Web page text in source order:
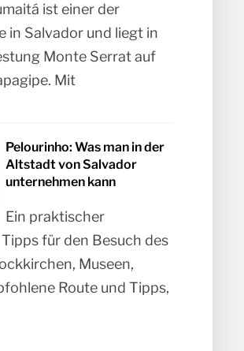
ist einer der
in Salvador und liegt in
Monte Serrat auf
Mit
Pelourinho: Was man in der
Altstadt von Salvador
unternehmen kann
Ein praktischer
für den Besuch des
Museen,
Route und Tipps,